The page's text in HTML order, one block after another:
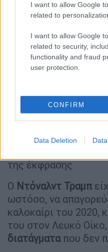
I want to allow Google
related to
I want to allow Google
related to security,
functionality and fraud
user protection.
CONFIRM
Data Deletion
«Αυτό τοατυχές
την ικανότητα του
διαχειριστεί την
Ηνωμένων Πολιτειών
λύση που θα
ασφάλεια και θα
που παρέχει μια
εκατομμύρια
θεμελιωδών
προβλέπονται από
της έκφρασης.
Ο Ντόναλντ Τραμπ
ωστόσο, να
καλοκαίρι του 2020,
του στον Λευκό
διατάγματαπου δεν